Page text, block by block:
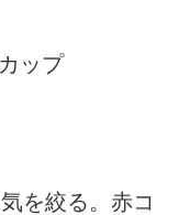
ップ
を絞る。赤コ